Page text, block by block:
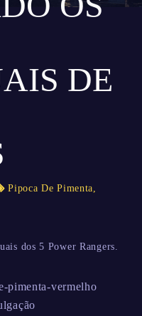
DE
Pipoca De Pimenta,
dos 5 Power Rangers.